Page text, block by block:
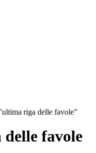
riga delle favole"
favole